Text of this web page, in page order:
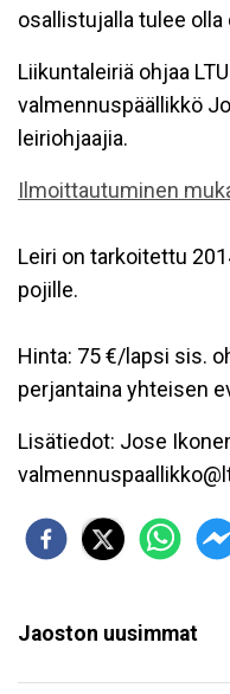
osallistujalla tulee
Liikuntaleiriä ohjaa
valmennuspäällikkö
leiriohjaajia.
Ilmoittautuminen
Leiri on tarkoitettu
pojille.
Hinta: 75 €/lapsi sis.
perjantaina yhteisen
Lisätiedot: Jose
Jaoston uusimmat